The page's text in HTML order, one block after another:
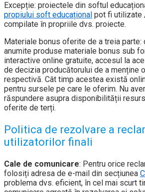
Excepție: proiectele din softul
propiului soft educațional pot fi utilizate
compilate în propriile dvs. proiecte.
Materiale bonus oferite de a treia parte:
anumite produse materiale bonus sub
interactive online gratuite, accesul la
de decizia producătorului de a menține
respectivă. Cât timp acestea există
pentru sursele pe care le oferim. Nu
răspundere asupra disponibilității
oferite de terți.
Politica de rezolvare a
utilizatorilor finali
Cale de comunicare: Pentru orice
folosiți adresa de e-mail din secțiunea
problema dvs. eficient, în cel mai scurt